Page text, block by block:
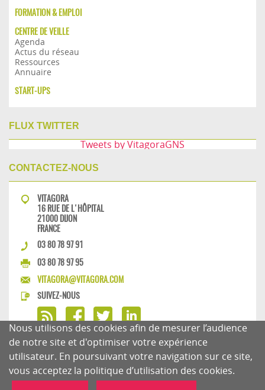
FORMATION & EMPLOI
CENTRE DE VEILLE
Agenda
Actus du réseau
Ressources
Annuaire
START-UPS
FLUX TWITTER
Tweets by VitagoraGNS
CONTACTEZ-NOUS
VITAGORA
16 RUE DE L'HÔPITAL
21000 DIJON
FRANCE
03 80 78 97 91
03 80 78 97 95
VITAGORA@VITAGORA.COM
SUIVEZ-NOUS
MENTIONS LÉGALES CHARTE DU BLOG
Nous utilisons des cookies afin de mesurer l’audience
de notre site et d'optimiser votre expérience
utilisateur. En poursuivant votre navigation sur ce site,
vous acceptez la politique d’utilisation des cookies.